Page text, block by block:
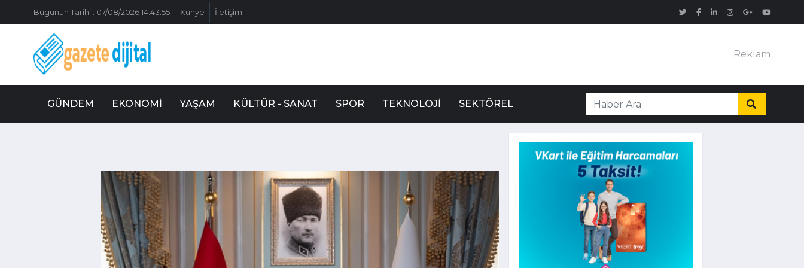
Bugünün Tarihi : 07/08/2026 14:43:55 Künye İletişim
Reklam
GÜNDEM EKONOMI YAŞAM KÜLTÜR - SANAT SPOR TEKNOLOJI SEKTÖREL